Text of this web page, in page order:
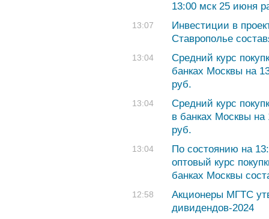
13:00 мск 25 июня
13:07
Инвестиции в
Ставрополье
13:04
Cредний курс
банках Москвы на
руб.
13:04
Cредний курс
в банках Москвы на
руб.
13:04
По состоянию на
оптовый курс
банках Москвы
12:58
Акционеры МГТС
дивидендов-2024